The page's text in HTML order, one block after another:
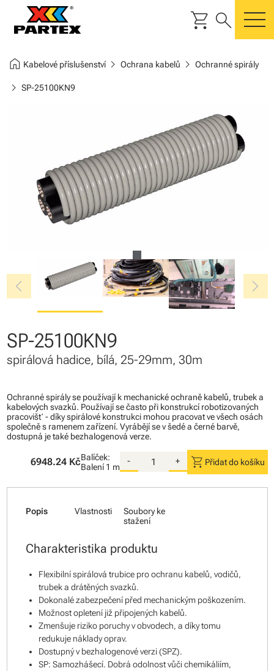
shopping_cart search
home Kabelové příslušenstvíchevron_right Ochrana kabelů chevron_right Ochranné spirály
chevron_right SP-25100KN9
chevron_left chevron_right
SP-25100KN9
spirálová hadice, bílá, 25-29mm, 30m
Ochranné spirály se používají k mechanické ochraně kabelů, trubek a
kabelových svazků. Používají se často při konstrukcí robotizovaných
pracovišť - díky spirálové konstrukci mohou pracovat ve všech osách
společně s ramenem zařízení. Vyrábějí se v šedé a černé barvě,
dostupná je také bezhalogenová verze.
6948.24 KčBalíček:
Balení 1 m
- + shopping_cart Přidat do košíku
Popis Vlastnosti
Soubory ke
stažení
Charakteristika produktu
Flexibilní spirálová trubice pro ochranu kabelů, vodičů,
trubek a drátěných svazků.
Dokonalé zabezpečení před mechanickým poškozením.
Možnost opletení již připojených kabelů.
Zmenšuje riziko poruchy v obvodech, a díky tomu
redukuje náklady oprav.
Dostupný v bezhalogenové verzi (SPZ).
SP: Samozhášecí. Dobrá odolnost vůči chemikáliím,